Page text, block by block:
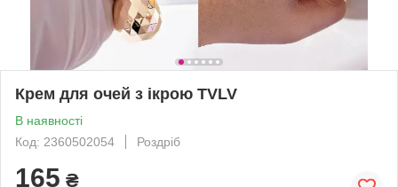
Крем для очей з ікрою TVLV
В наявності
Код: 2360502054
Роздріб
165 ₴